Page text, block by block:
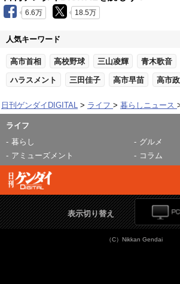
6.6万 18.5万
人気キーワード
高市首相 高校野球 三山凌輝 青木歌音
ハラスメント 三田佳子 高市早苗 高市
日刊ゲンダイDIGITAL ライフ 暮らしニュース
ライフ
暮らし
グルメ
アミューズメント
コラム
表示切り替え
（C）Nikkan Gendai